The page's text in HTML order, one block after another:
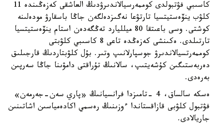
كاسىبي فۋتبولدى كوممەرسيالاندىرۋدىڭ العاشقى كەزەڭىندە 11
كلۋب ينۆەستيتسيا تارتۋعا نەگىزدەلگەن جاڭا باسقارۋ مودەلىنە
كوشتى. وسى باعىتقا 80 ميلليارد تەڭگەدەن استام ينۆەستيتسيا
تارتىلدى. ەكىنشى كەزەڭدە تاعى 8 كاسىبي كلۋبتى
كوممەرتسيالاندىرۋ جوسپارلانىپ وتىر. بۇل كلۋبتاردىڭ قارجىلىق
دەربەستىگىن كۇشەيتىپ، سالانىڭ تۇراقتى دامۋىنا جاڭا سەرپىن
بەرەدى.
ەسكە سالساق، 4 -تامىزدا فرانسيانىڭ «پاري سەن-جەرمەن»
فۋتبول كلۋبى قازاقستاندا ءوزىنىڭ رەسمي اكادەمياسىن اشاتىنىن
جاريالادى.